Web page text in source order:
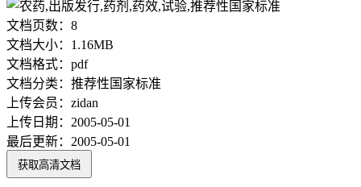
文档页数： 8
文档大小： 1.16MB
文档格式： pdf
文档分类： 推荐性国家标准
上传会员： zidan
上传日期： 2005-05-01
最后更新： 2005-05-01
获取高清文档